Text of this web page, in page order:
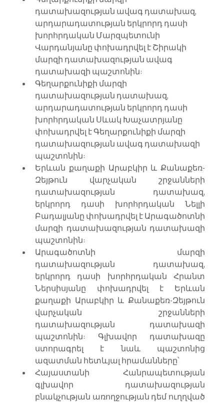
դատախազության ավագ դատախազ,
արդարադատության երկրորդ դասի
խորհրդական Մարզպետունի
Վարդանյանը փոխադրվել է Շիրակի
մարզի դատախազության ավագ
դատախազի պաշտոնին:
Գեղարքունիքի մարզի
դատախազության դատախազ,
արդարադատության երկրորդ դասի
խորհրդական Սևակ Խաչատրյանը
փոխադրվել է Գեղարքունիքի մարզի
դատախազության ավագ դատախազի
պաշտոնին:
Երևան քաղաքի Արաբկիր և Քանաքեռ-
Զեյթուն վարչական շրջանների
դատախազության դատախազ,
երկրորդ դասի խորհրդական Նելլի
Բադալյանը փոխադրվել է Արագածոտնի
մարզի դատախազության դատախազի
պաշտոնին:
Արագածոտնի մարզի
դատախազության դատախազ,
երկրորդ դասի խորհրդական Հրանտ
Ներսիսյանը փոխադրվել է Երևան
քաղաքի Արաբկիր և Քանաքեռ-Զեյթուն
վարչական շրջանների
դատախազության դատախազի
պաշտոնին: Գլխավոր դատախազը
ստորագրել է նաև պաշտոնից
ազատման հետևյալ հրամանները՝
Հայաստանի Հանրապետության
գլխավոր դատախազության
բնակչության առողջության դեմ ուղղված